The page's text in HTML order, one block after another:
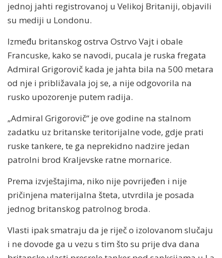
jednoj jahti registrovanoj u Velikoj Britaniji, objavili
su mediji u Londonu.
Između britanskog ostrva Ostrvo Vajt i obale
Francuske, kako se navodi, pucala je ruska fregata
Admiral Grigorovič kada je jahta bila na 500 metara
od nje i približavala joj se, a nije odgovorila na
rusko upozorenje putem radija.
„Admiral Grigorovič“ je ove godine na stalnom
zadatku uz britanske teritorijalne vode, gdje prati
ruske tankere, te ga neprekidno nadzire jedan
patrolni brod Kraljevske ratne mornarice.
Prema izvještajima, niko nije povrijeđen i nije
pričinjena materijalna šteta, utvrdila je posada
jednog britanskog patrolnog broda.
Vlasti ipak smatraju da je riječ o izolovanom slučaju
i ne dovode ga u vezu s tim što su prije dva dana